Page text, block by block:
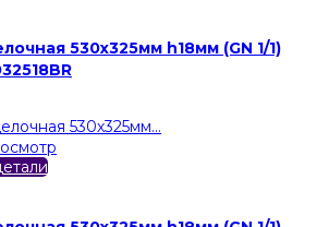
530х325мм h18мм (GN 1/1)